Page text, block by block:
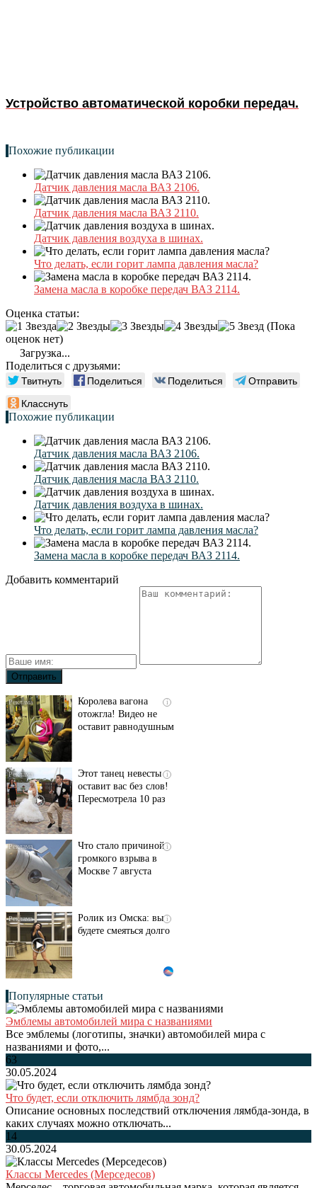
Устройство автоматической коробки передач.
Похожие публикации
Датчик давления масла ВАЗ 2106.
Датчик давления масла ВАЗ 2110.
Датчик давления воздуха в шинах.
Что делать, если горит лампа давления масла?
Замена масла в коробке передач ВАЗ 2114.
Оценка статьи:
(Пока
оценок нет)
Загрузка...
Поделиться с друзьями:
Твитнуть Поделиться Поделиться
Отправить
Класснуть
Похожие публикации
Датчик давления масла ВАЗ 2106.
Датчик давления масла ВАЗ 2110.
Датчик давления воздуха в шинах.
Что делать, если горит лампа давления масла?
Замена масла в коробке передач ВАЗ 2114.
Добавить комментарий
i
Королева вагона
отожгла! Видео не
оставит равнодушным
i
Этот танец невесты
оставит вас без слов!
Пересмотрела 10 раз
i
Что стало причиной
громкого взрыва в
Москве 7 августа
i
Ролик из Омска: вы
будете смеяться долго
Популярные статьи
Эмблемы автомобилей мира с названиями
Все эмблемы (логотипы, значки) автомобилей мира с
названиями и фото,...
63
30.05.2024
Что будет, если отключить лямбда зонд?
Описание основных последствий отключения лямбда-зонда, в
каких случаях можно отключать...
14
30.05.2024
Классы Mercedes (Мерседесов)